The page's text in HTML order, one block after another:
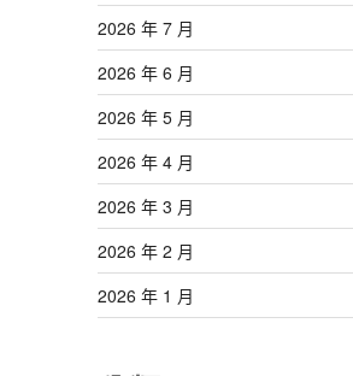
2026 年 7 月
2026 年 6 月
2026 年 5 月
2026 年 4 月
2026 年 3 月
2026 年 2 月
2026 年 1 月